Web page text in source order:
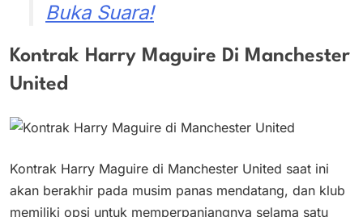
Buka Suara!
Kontrak Harry Maguire Di Manchester
United
Kontrak Harry Maguire di Manchester United saat ini
akan berakhir pada musim panas mendatang, dan klub
memiliki opsi untuk memperpanjangnya selama satu